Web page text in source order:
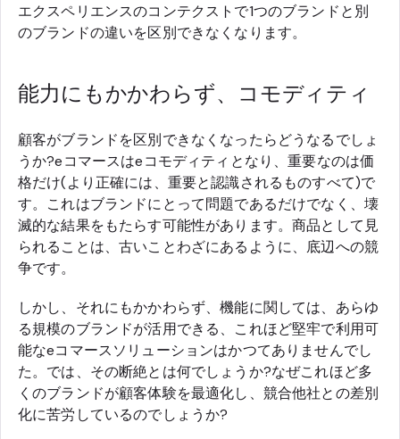
エクスペリエンスのコンテクストで1つのブランドと別
のブランドの違いを区別できなくなります。
能力にもかかわらず、コモディティ
顧客がブランドを区別できなくなったらどうなるでしょ
うか?eコマースはeコモディティとなり、重要なのは価
格だけ(より正確には、重要と認識されるものすべて)で
す。これはブランドにとって問題であるだけでなく、壊
滅的な結果をもたらす可能性があります。商品として見
られることは、古いことわざにあるように、底辺への競
争です。
しかし、それにもかかわらず、機能に関しては、あらゆ
る規模のブランドが活用できる、これほど堅牢で利用可
能なeコマースソリューションはかつてありませんでし
た。では、その断絶とは何でしょうか?なぜこれほど多
くのブランドが顧客体験を最適化し、競合他社との差別
化に苦労しているのでしょうか?